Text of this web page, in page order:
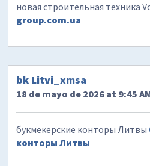
новая строительная техника
group.com.ua
bk Litvi_xmsa
18 de mayo de 2026 at 9:45
букмекерские конторы Литвы
конторы Литвы